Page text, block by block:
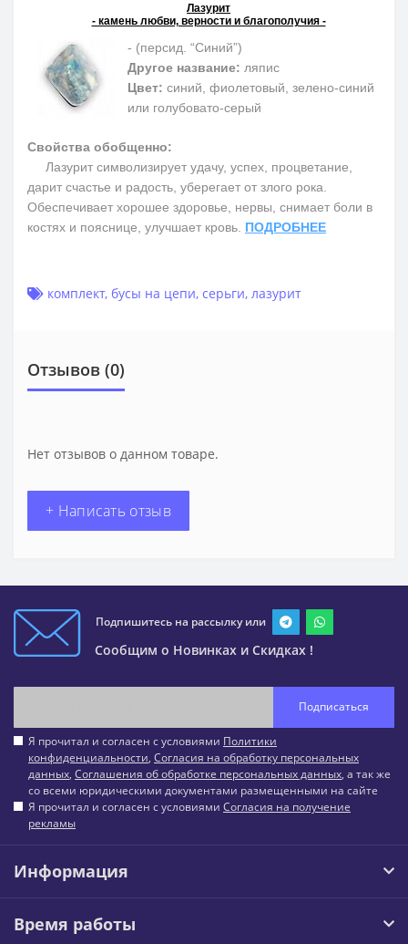
Лазурит
- камень любви, верности и благополучия -
- (персид. “Синий”)
Другое название: ляпис
Цвет: синий, фиолетовый, зелено-синий
или голубовато-серый
Свойства обобщенно:
Лазурит символизирует удачу, успех, процветание,
дарит счастье и радость, уберегает от злого рока.
Обеспечивает хорошее здоровье, нервы, снимает боли в
костях и пояснице, улучшает кровь. ПОДРОБНЕЕ
комплект, бусы на цепи, серьги, лазурит
Отзывов (0)
Нет отзывов о данном товаре.
+ Написать отзыв
Подпишитесь на рассылку или
Сообщим о Новинках и Скидках !
Подписаться
Я прочитал и согласен с условиями Политики
конфиденциальности, Согласия на обработку персональных
данных, Соглашения об обработке персональных данных, а так же
со всеми юридическими документами размещенными на сайте
Я прочитал и согласен с условиями Согласия на получение
рекламы
Информация
Время работы